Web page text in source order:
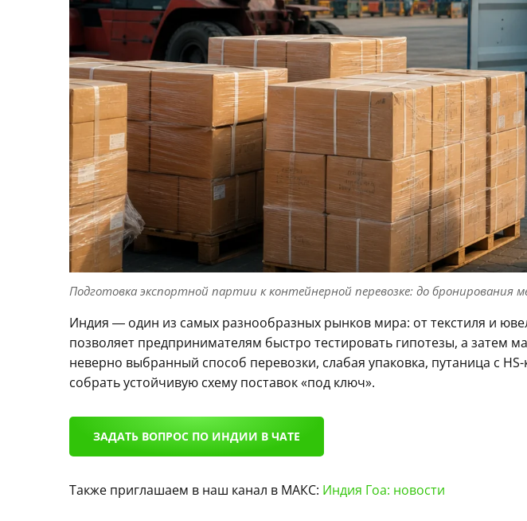
Подготовка экспортной партии к контейнерной перевозке: до бронирования
Индия — один из самых разнообразных рынков мира: от текстиля и
позволяет предпринимателям быстро тестировать гипотезы, а затем
неверно выбранный способ перевозки, слабая упаковка, путаница с
собрать устойчивую схему поставок «под ключ».
ЗАДАТЬ ВОПРОС ПО ИНДИИ В ЧАТЕ
Также приглашаем в наш канал в МАКС: Индия Гоа: новости